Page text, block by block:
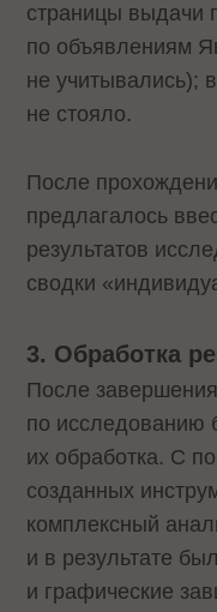
страницы выдачи
по объявлениям
не учитывались);
не стояло.
После
предлагалось
результатов
сводки
3. Обработка
После
по исследованию
их обработка. С
созданных
комплексный
и в результате
и графические